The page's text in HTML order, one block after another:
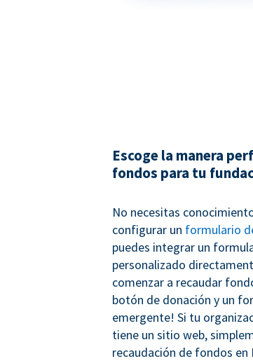
Escoge la manera
fondos para tu
No necesitas
configurar un formulario
puedes integrar un
personalizado
comenzar a recaudar
botón de donación y un
emergente! Si tu
tiene un sitio web,
recaudación de fondos en